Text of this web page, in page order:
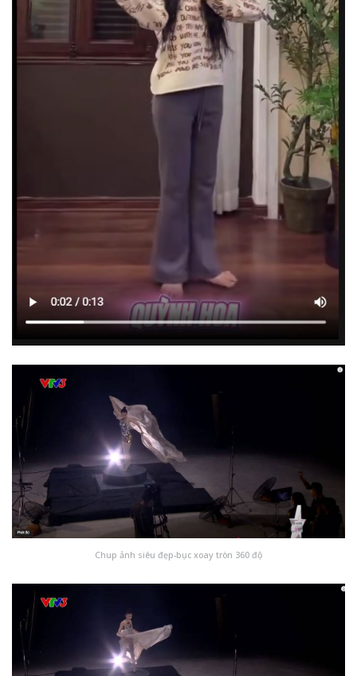
Chup ảnh siêu đẹp-bục xoay tròn 360 độ